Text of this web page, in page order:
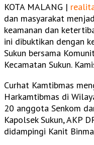
KOTA MALANG |
dan masyarakat
keamanan dan
ini dibuktikan dengan
Sukun bersama
Kecamatan Sukun.
Curhat Kamtibmas
Harkamtibmas di
20 anggota Senkom
Kapolsek Sukun, AKP
didampingi Kanit